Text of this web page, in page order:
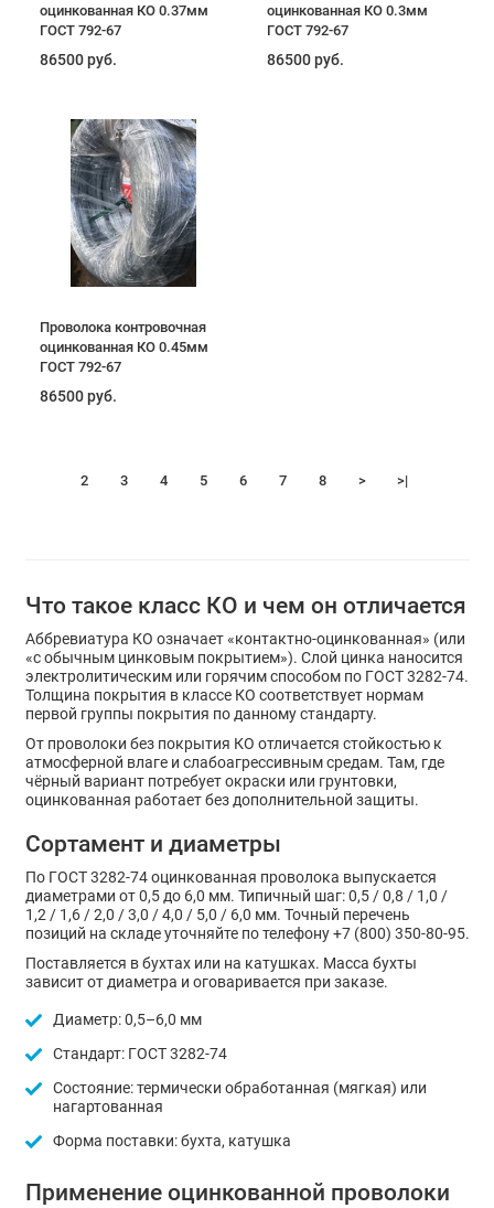
оцинкованная КО 0.37мм
ГОСТ 792-67
86500 руб.
оцинкованная КО 0.3мм
ГОСТ 792-67
86500 руб.
Проволока контровочная
оцинкованная КО 0.45мм
ГОСТ 792-67
86500 руб.
2 3 4 5 6 7 8 > >|
Что такое класс КО и чем он отличается
Аббревиатура КО означает «контактно-оцинкованная» (или
«с обычным цинковым покрытием»). Слой цинка наносится
электролитическим или горячим способом по ГОСТ 3282-74.
Толщина покрытия в классе КО соответствует нормам
первой группы покрытия по данному стандарту.
От проволоки без покрытия КО отличается стойкостью к
атмосферной влаге и слабоагрессивным средам. Там, где
чёрный вариант потребует окраски или грунтовки,
оцинкованная работает без дополнительной защиты.
Сортамент и диаметры
По ГОСТ 3282-74 оцинкованная проволока выпускается
диаметрами от 0,5 до 6,0 мм. Типичный шаг: 0,5 / 0,8 / 1,0 /
1,2 / 1,6 / 2,0 / 3,0 / 4,0 / 5,0 / 6,0 мм. Точный перечень
позиций на складе уточняйте по телефону +7 (800) 350-80-95.
Поставляется в бухтах или на катушках. Масса бухты
зависит от диаметра и оговаривается при заказе.
Диаметр: 0,5–6,0 мм
Стандарт: ГОСТ 3282-74
Состояние: термически обработанная (мягкая) или
нагартованная
Форма поставки: бухта, катушка
Применение оцинкованной проволоки